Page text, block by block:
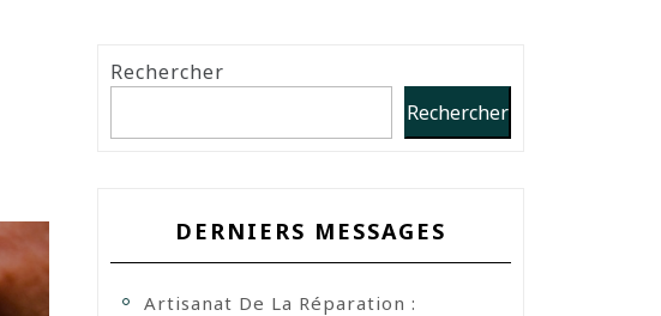
Rechercher
Rechercher
DERNIERS MESSAGES
Artisanat De La Réparation :